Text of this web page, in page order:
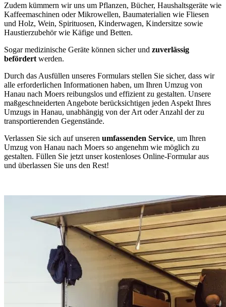
Zudem kümmern wir uns um Pflanzen, Bücher, Haushaltsgeräte wie
Kaffeemaschinen oder Mikrowellen, Baumaterialien wie Fliesen
und Holz, Wein, Spirituosen, Kinderwagen, Kindersitze sowie
Haustierzubehör wie Käfige und Betten.
Sogar medizinische Geräte können sicher und zuverlässig
befördert werden.
Durch das Ausfüllen unseres Formulars stellen Sie sicher, dass wir
alle erforderlichen Informationen haben, um Ihren Umzug von
Hanau nach Moers reibungslos und effizient zu gestalten. Unsere
maßgeschneiderten Angebote berücksichtigen jeden Aspekt Ihres
Umzugs in Hanau, unabhängig von der Art oder Anzahl der zu
transportierenden Gegenstände.
Verlassen Sie sich auf unseren umfassenden Service, um Ihren
Umzug von Hanau nach Moers so angenehm wie möglich zu
gestalten. Füllen Sie jetzt unser kostenloses Online-Formular aus
und überlassen Sie uns den Rest!